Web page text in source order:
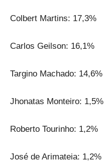
Colbert Martins: 17,3%
Carlos Geilson: 16,1%
Targino Machado: 14,6%
Jhonatas Monteiro: 1,5%
Roberto Tourinho: 1,2%
José de Arimateia: 1,2%